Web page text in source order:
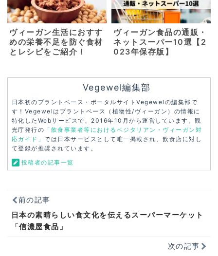
ヴィーガン生活におすす
めの栄養不足を防ぐ食材
とレシピをご紹介！
ヴィーガン食品の通販・
ネットスーパー10選【2
023年保存版】
Vegewel編集部
日本初のプラントベース・ポータルサイトVegewelの編集部で
す！Vegewelはプラントベース（植物性/ヴィーガン）の情報に
特化したWebサービスで、2016年10月から運営しています。観
光庁発行の 「飲食事業者等におけるベジタリアン・ヴィーガン対
応ガイド」 では日本サービスとして唯一掲載され、飲食店に対し
て登録が推奨されています。
投稿者の記事一覧
前の記事
日本の素晴らしい食文化を伝えるスーパーマーケット
「信濃屋食品」
次の記事